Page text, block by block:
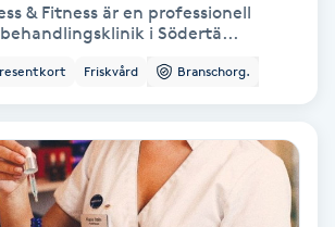
& Fitness är en professionell
i Södertä...
Friskvård Branschorg.